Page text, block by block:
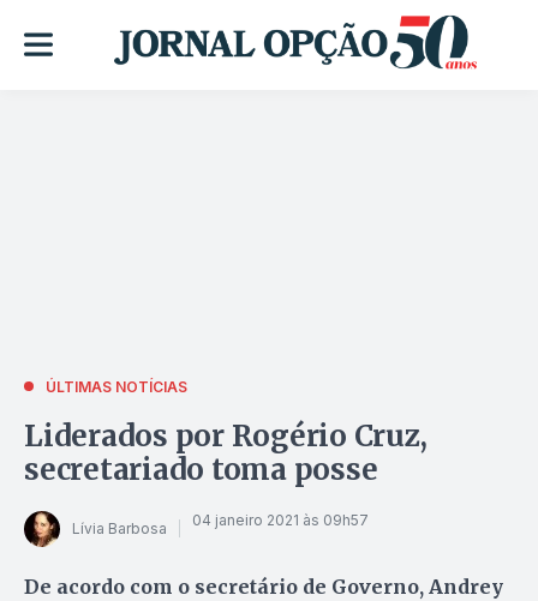
ÚLTIMAS NOTÍCIAS
Liderados por Rogério Cruz,
secretariado toma posse
Lívia Barbosa 04 janeiro 2021 às 09h57
De acordo com o secretário de Governo, Andrey